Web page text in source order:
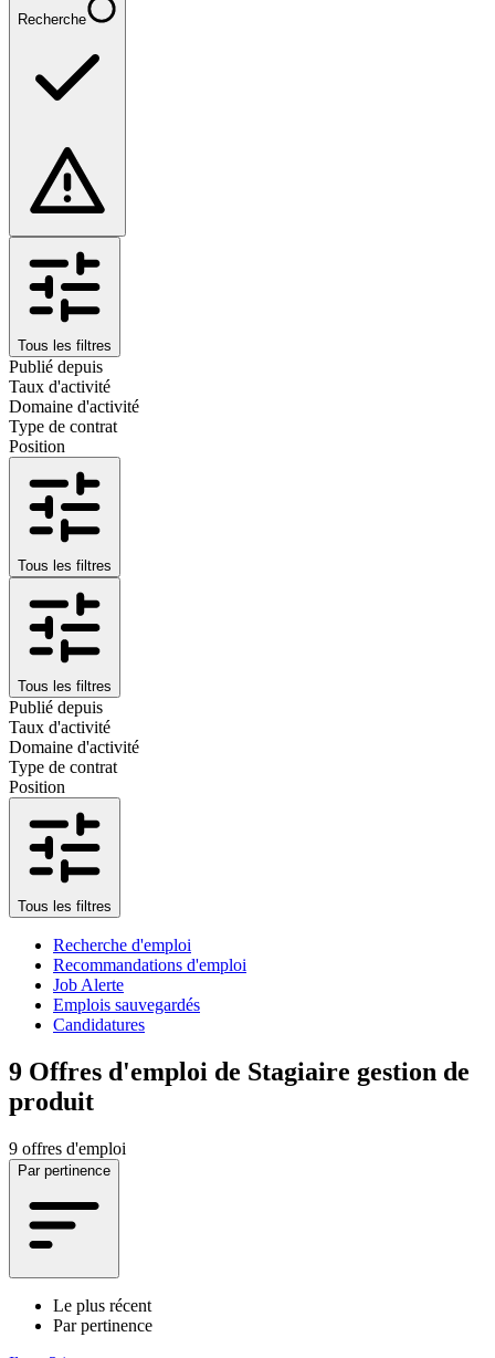
Recherche
Tous les filtres
Publié depuis
Taux d'activité
Domaine d'activité
Type de contrat
Position
Tous les filtres
Tous les filtres
Publié depuis
Taux d'activité
Domaine d'activité
Type de contrat
Position
Tous les filtres
Recherche d'emploi
Recommandations d'emploi
Job Alerte
Emplois sauvegardés
Candidatures
9 Offres d'emploi de Stagiaire gestion de
produit
9 offres d'emploi
Par pertinence
Le plus récent
Par pertinence